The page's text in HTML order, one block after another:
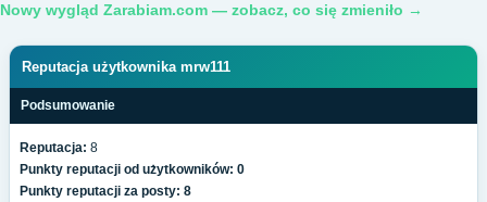
Nowy wygląd Zarabiam.com — zobacz, co się zmieniło →
Reputacja użytkownika mrw111
Podsumowanie
Reputacja: 8
Punkty reputacji od użytkowników: 0
Punkty reputacji za posty: 8